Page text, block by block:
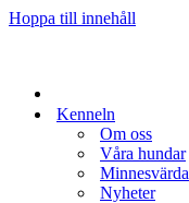
Hoppa till innehåll
Kenneln
Om oss
Våra hundar
Minnesvärda
Nyheter